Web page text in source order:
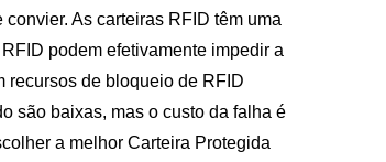
As carteiras RFID têm uma
podem efetivamente impedir a
recursos de bloqueio de RFID
são baixas, mas o custo da falha é
a melhor Carteira Protegida